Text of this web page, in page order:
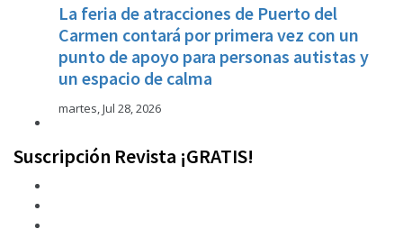
La feria de atracciones de Puerto del
Carmen contará por primera vez con un
punto de apoyo para personas autistas y
un espacio de calma
martes, Jul 28, 2026
Suscripción Revista ¡GRATIS!